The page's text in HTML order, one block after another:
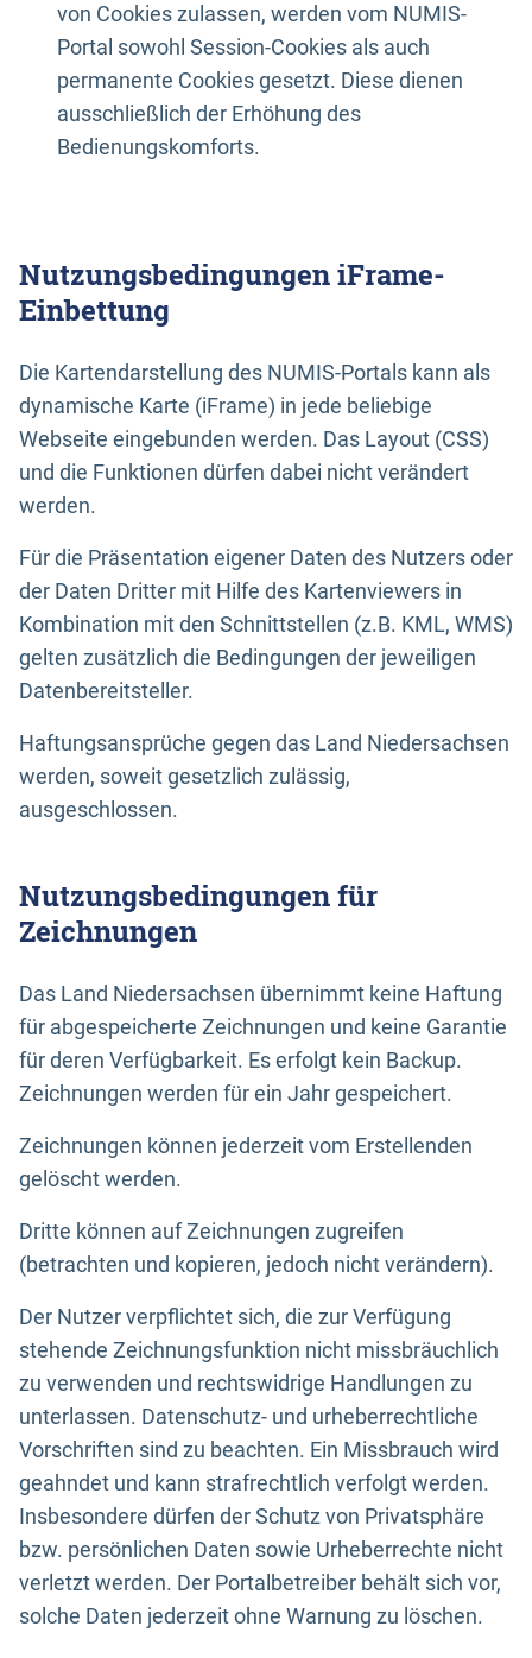
von Cookies zulassen, werden vom NUMIS-
Portal sowohl Session-Cookies als auch
permanente Cookies gesetzt. Diese dienen
ausschließlich der Erhöhung des
Bedienungskomforts.
Nutzungsbedingungen iFrame-
Einbettung
Die Kartendarstellung des NUMIS-Portals kann als
dynamische Karte (iFrame) in jede beliebige
Webseite eingebunden werden. Das Layout (CSS)
und die Funktionen dürfen dabei nicht verändert
werden.
Für die Präsentation eigener Daten des Nutzers oder
der Daten Dritter mit Hilfe des Kartenviewers in
Kombination mit den Schnittstellen (z.B. KML, WMS)
gelten zusätzlich die Bedingungen der jeweiligen
Datenbereitsteller.
Haftungsansprüche gegen das Land Niedersachsen
werden, soweit gesetzlich zulässig,
ausgeschlossen.
Nutzungsbedingungen für
Zeichnungen
Das Land Niedersachsen übernimmt keine Haftung
für abgespeicherte Zeichnungen und keine Garantie
für deren Verfügbarkeit. Es erfolgt kein Backup.
Zeichnungen werden für ein Jahr gespeichert.
Zeichnungen können jederzeit vom Erstellenden
gelöscht werden.
Dritte können auf Zeichnungen zugreifen
(betrachten und kopieren, jedoch nicht verändern).
Der Nutzer verpflichtet sich, die zur Verfügung
stehende Zeichnungsfunktion nicht missbräuchlich
zu verwenden und rechtswidrige Handlungen zu
unterlassen. Datenschutz- und urheberrechtliche
Vorschriften sind zu beachten. Ein Missbrauch wird
geahndet und kann strafrechtlich verfolgt werden.
Insbesondere dürfen der Schutz von Privatsphäre
bzw. persönlichen Daten sowie Urheberrechte nicht
verletzt werden. Der Portalbetreiber behält sich vor,
solche Daten jederzeit ohne Warnung zu löschen.